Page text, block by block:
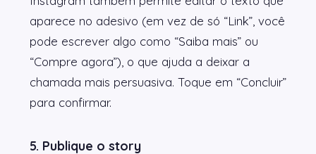
aparece no adesivo (em vez de só “Link”, você
pode escrever algo como “Saiba mais” ou
“Compre agora”), o que ajuda a deixar a
chamada mais persuasiva. Toque em “Concluir”
para confirmar.
5. Publique o story